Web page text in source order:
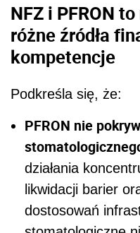
NFZ i PFRON
różne źródła
kompetencje
Podkreśla się, że:
PFRON nie
działania
likwidacji barier
dostosowań